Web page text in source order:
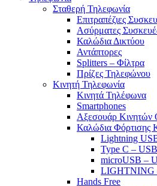
Σταθερή Τηλεφωνία
Επιτραπέζιες
Ασύρματες
Καλώδια Δικτύου
Αντάπτορες
Splitters – Φίλτρα
Πρίζες Τηλεφώνου
Κινητή Τηλεφωνία
Κινητά Τηλέφωνα
Smartphones
Αξεσουάρ Κινητών
Καλώδια Φόρτισης
Lightning
Type C – USB
microUSB –
LIGHTNING
Hands Free